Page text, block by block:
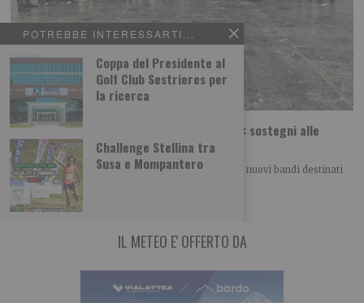
POTREBBE INTERESSARTI...
Coppa del Presidente al
Golf Club Sestrieres per
la ricerca
Challenge Stellina tra
Susa e Mompantero
Piemonte, in arrivo nove bandi per lo sport: sostegni alle
attività giovanili
La Regione Piemonte si prepara a pubblicare nove nuovi bandi destinati
al mondo dello sport. I
IL METEO E' OFFERTO DA